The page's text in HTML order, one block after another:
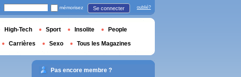
mémorisez Se connecter oublié?
High-Tech Sport Insolite People
Carrières Sexo Tous les Magazines
Pas encore membre ?